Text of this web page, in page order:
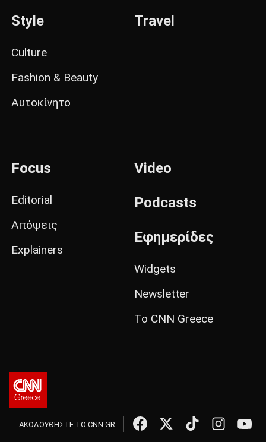
Style
Culture
Fashion & Beauty
Αυτοκίνητο
Travel
Focus
Editorial
Απόψεις
Explainers
Video
Podcasts
Εφημερίδες
Widgets
Newsletter
Το CNN Greece
ΑΚΟΛΟΥΘΗΣΤΕ ΤΟ CNN.GR